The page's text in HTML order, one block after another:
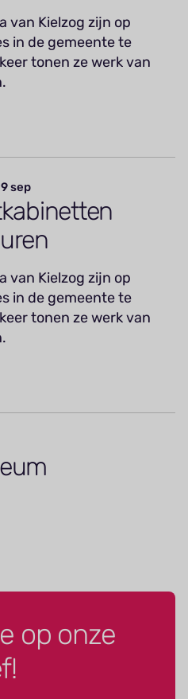
van Kielzog zijn op
in de gemeente te
tonen ze werk van
sep
van Kielzog zijn op
in de gemeente te
tonen ze werk van
op onze